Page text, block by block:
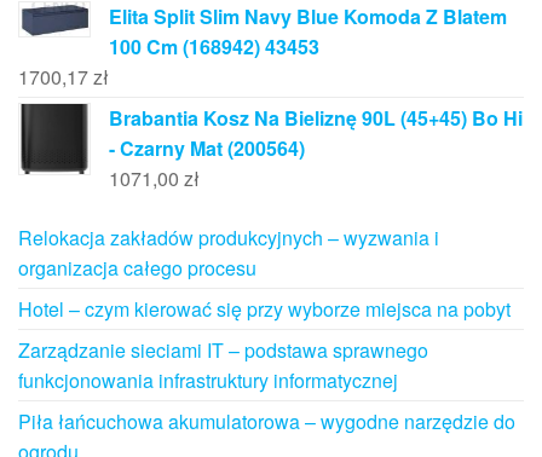
Elita Split Slim Navy Blue Komoda Z Blatem
100 Cm (168942) 43453
1700,17zł
Brabantia Kosz Na Bieliznę 90L (45+45) Bo Hi
- Czarny Mat (200564)
1071,00 zł
Relokacja zakładów produkcyjnych – wyzwania i
organizacja całego procesu
Hotel – czym kierować się przy wyborze miejsca na pobyt
Zarządzanie sieciami IT – podstawa sprawnego
funkcjonowania infrastruktury informatycznej
Piła łańcuchowa akumulatorowa – wygodne narzędzie do
ogrodu